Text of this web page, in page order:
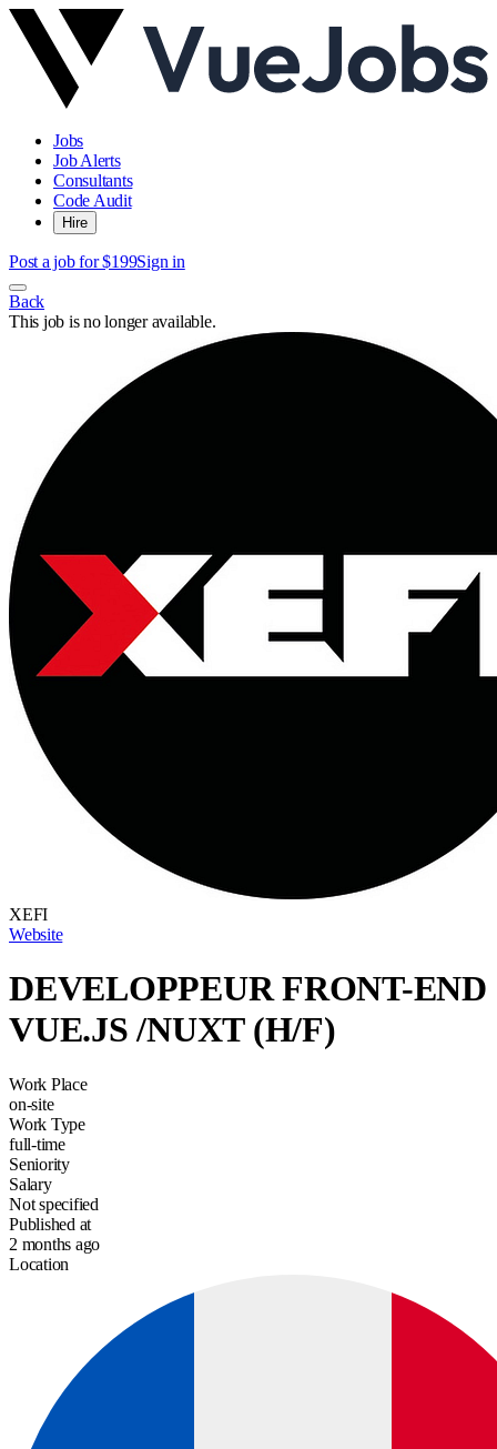
Jobs
Job Alerts
Consultants
Code Audit
Hire
Post a job for $199Sign in
Back
This job is no longer available.
XEFI
Website
DEVELOPPEUR FRONT-END
VUE.JS /NUXT (H/F)
Work Place
on-site
Work Type
full-time
Seniority
Salary
Not specified
Published at
2 months ago
Location